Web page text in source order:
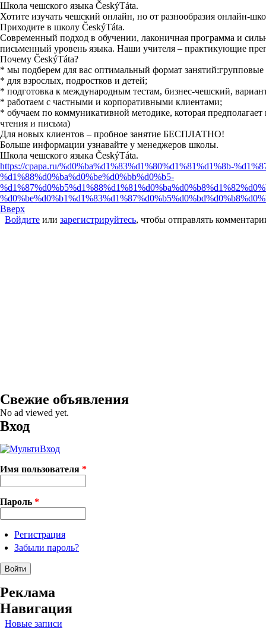
Школа чешского языка ČeskýTáta.
Хотите изучать чешский онлайн, но от разнообразия онлайн-
Приходите в школу ČeskýTáta.
Современный подход в обучении, лаконичная программа и
письменный уровень языка. Наши учителя – практикующие
Почему ČeskýTáta?
* мы подберем для вас оптимальный формат
* для взрослых, подростков и детей;
* подготовка к международным тестам, бизнес-чешский,
* работаем с частными и корпоративными клиентами;
* обучаем по коммуникативной методике, которая
чтения и письма)
Для новых клиентов – пробное занятие БЕСПЛАТНО!
Больше информации узнавайте у менеджеров школы.
Школа чешского языка ČeskýTáta.
https://cpapa.ru/%d0%ba%d1%83%d1%80%d1%81%d1%8b-
%d1%88%d0%ba%d0%be%d0%bb%d0%b5-
Вверх
Войдите или зарегистрируйтесь, чтобы отправлять
Свежие объявления
No ad viewed yet.
Вход
Имя пользователя *
Пароль *
Регистрация
Забыли пароль?
Реклама
Навигация
Новые записи